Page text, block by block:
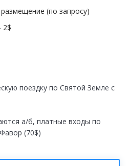
(по запросу)
2$
поездку по Святой Земле с
а/б, платные входы по
(70$)